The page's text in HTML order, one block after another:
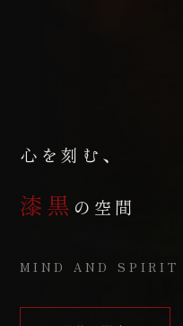
心を刻む、
漆黒 の空間
MIND AND SPIRIT